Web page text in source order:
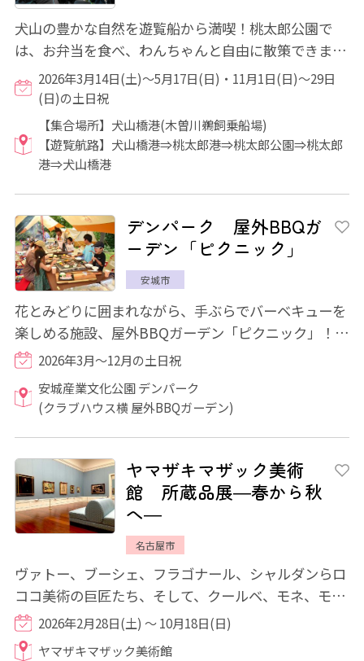
犬山の豊かな自然を遊覧船から満喫！桃太郎公園で
は、お弁当を食べ、わんちゃんと自由に散策できま
す！帰りは犬山城を船から殿様になった気分でお...
2026年3月14日(土)～5月17日(日)・11月1日(日)～29日
(日)の土日祝
【集合場所】犬山橋港(木曽川鵜飼乗船場)
【遊覧航路】犬山橋港⇒桃太郎港⇒桃太郎公園⇒桃太郎
港⇒犬山橋港
デンパーク 屋外BBQガ
ーデン「ピクニック」
安城市
花とみどりに囲まれながら、手ぶらでバーベキューを
楽しめる施設、屋外BBQガーデン「ピクニック」！バ
ーベキューに必要なものはすべて揃っており、...
2026年3月～12月の土日祝
安城産業文化公園 デンパーク
(クラブハウス横 屋外BBQガーデン)
ヤマザキマザック美術
館 所蔵品展―春から秋
へ―
名古屋市
ヴァトー、ブーシェ、フラゴナール、シャルダンらロ
ココ美術の巨匠たち、そして、クールベ、モネ、モデ
ィリアーニ、ピカソ、シャガール…と、各時代...
2026年2月28日(土) ～ 10月18日(日)
ヤマザキマザック美術館